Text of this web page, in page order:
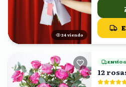
23 viendo
ENVÍO
12